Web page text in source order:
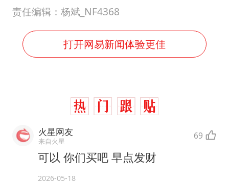
责任编辑：杨斌_NF4368
打开网易新闻体验更佳
火星网友
来自火星 69
可以 你们买吧 早点发财
2026-05-18